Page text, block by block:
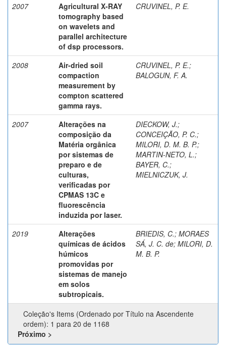
2007
Agricultural X-RAY
tomography based
on wavelets and
parallel architecture
of dsp processors.
CRUVINEL, P. E.
2008
Air-dried soil
compaction
measurement by
compton scattered
gamma rays.
CRUVINEL, P. E.;
BALOGUN, F. A.
2007
Alterações na
composição da
Matéria orgânica
por sistemas de
preparo e de
culturas,
verificadas por
CPMAS 13C e
fluorescência
induzida por laser.
DIECKOW, J.;
CONCEIÇÃO, P. C.;
MILORI, D. M. B. P.;
MARTIN-NETO, L.;
BAYER, C.;
MIELNICZUK, J.
2019
Alterações
químicas de ácidos
húmicos
promovidas por
sistemas de manejo
em solos
subtropicais.
BRIEDIS, C.; MORAES
SÁ, J. C. de; MILORI, D.
M. B. P.
Coleção's Items (Ordenado por Título na Ascendente
ordem): 1 para 20 de 1168
Próximo >